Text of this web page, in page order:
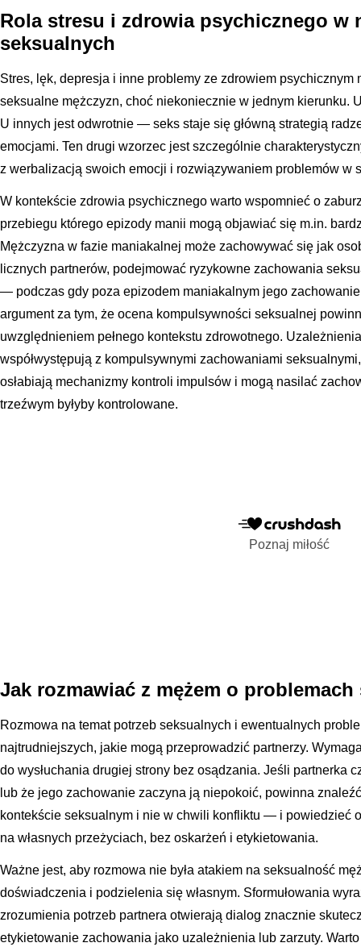
Rola stresu i zdrowia psychicznego w
seksualnych
Stres, lęk, depresja i inne problemy ze zdrowiem psychicznym
seksualne mężczyzn, choć niekoniecznie w jednym kierunku.
U innych jest odwrotnie — seks staje się główną strategią
emocjami. Ten drugi wzorzec jest szczególnie
z werbalizacją swoich emocji i rozwiązywaniem problemów w
W kontekście zdrowia psychicznego warto wspomnieć o
przebiegu którego epizody manii mogą objawiać się m.in.
Mężczyzna w fazie maniakalnej może zachowywać się jak
licznych partnerów, podejmować ryzykowne zachowania
— podczas gdy poza epizodem maniakalnym jego zachowanie
argument za tym, że ocena kompulsywności seksualnej
uwzględnieniem pełnego kontekstu zdrowotnego.
współwystępują z kompulsywnymi zachowaniami
osłabiają mechanizmy kontroli impulsów i mogą nasilać
trzeźwym byłyby kontrolowane.
Poznaj miłość
Jak rozmawiać z mężem o
Rozmowa na temat potrzeb seksualnych i ewentualnych
najtrudniejszych, jakie mogą przeprowadzić partnerzy.
do wysłuchania drugiej strony bez osądzania. Jeśli partnerka
lub że jego zachowanie zaczyna ją niepokoić, powinna
kontekście seksualnym i nie w chwili konfliktu — i powiedzieć
na własnych przeżyciach, bez oskarżeń i etykietowania.
Ważne jest, aby rozmowa nie była atakiem na seksualność
doświadczenia i podzielenia się własnym. Sformułowania
zrozumienia potrzeb partnera otwierają dialog znacznie
etykietowanie zachowania jako uzależnienia lub zarzuty.